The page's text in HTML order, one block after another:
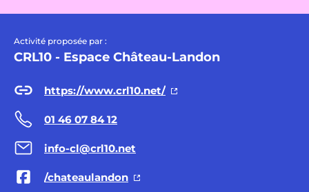
Activité proposée par :
CRL10 - Espace Château-Landon
https://www.crl10.net/
01 46 07 84 12
info-cl@crl10.net
/chateaulandon